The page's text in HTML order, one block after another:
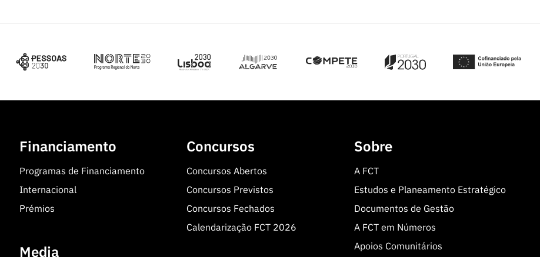
Financiamento
Programas de Financiamento
Internacional
Prémios
Media
Concursos
Concursos Abertos
Concursos Previstos
Concursos Fechados
Calendarização FCT 2026
Sobre
A FCT
Estudos e Planeamento Estratégico
Documentos de Gestão
A FCT em Números
Apoios Comunitários